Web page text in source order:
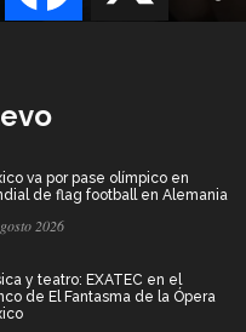
va por pase olímpico en
de flag football en Alemania
2026
y teatro: EXATEC en el
de El Fantasma de la Ópera